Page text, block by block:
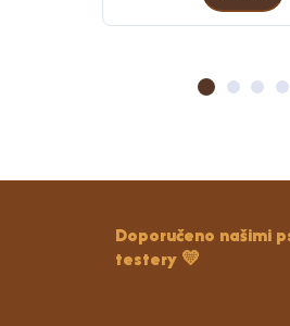
Doporučeno našimi
testery 💛